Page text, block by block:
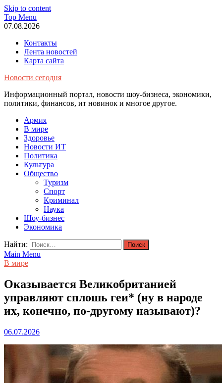
Skip to content
Top Menu
07.08.2026
Контакты
Лента новостей
Карта сайта
Новости сегодня
Информационный портал, новости шоу-бизнеса, экономики,
политики, финансов, ит новинок и многое другое.
Армия
В мире
Здоровье
Новости ИТ
Политика
Культура
Общество
Туризм
Спорт
Криминал
Наука
Шоу-бизнес
Экономика
Найти:
Main Menu
В мире
Оказывается Великобританией
управляют сплошь геи* (ну в народе
их, конечно, по-другому называют)?
06.07.2026